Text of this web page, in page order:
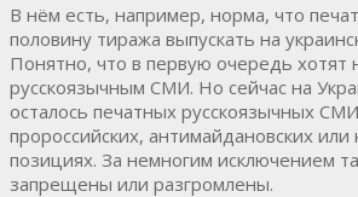
В нём есть, например, норма, что
половину тиража выпускать на
Понятно, что в первую очередь хотят
русскоязычным СМИ. Но сейчас на
осталось печатных русскоязычных
пророссийских, антимайдановских или
позициях. За немногим исключением
запрещены или разгромлены.